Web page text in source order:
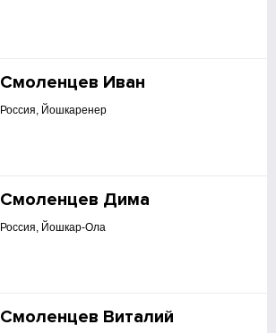
Смоленцев Иван
Россия, Йошкаренер
Смоленцев Дима
Россия, Йошкар-Ола
Смоленцев Виталий